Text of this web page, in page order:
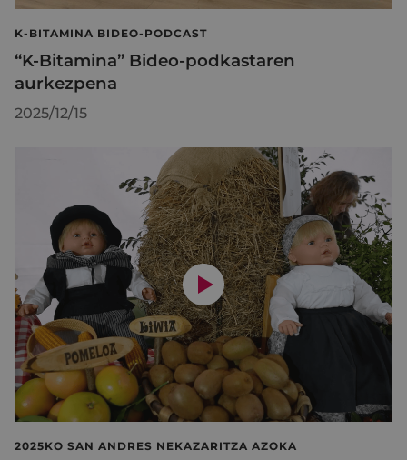
K-BITAMINA BIDEO-PODCAST
“K-Bitamina” Bideo-podkastaren
aurkezpena
2025/12/15
2025KO SAN ANDRES NEKAZARITZA AZOKA